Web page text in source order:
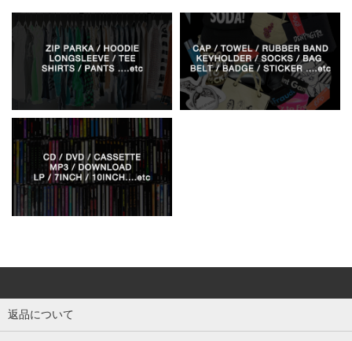
返品について